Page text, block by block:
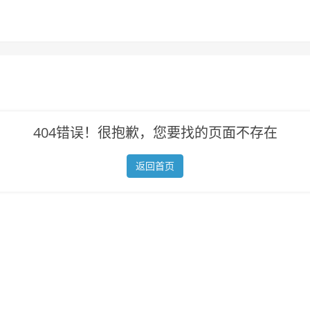
404错误！很抱歉，您要找的页面不存在
返回首页